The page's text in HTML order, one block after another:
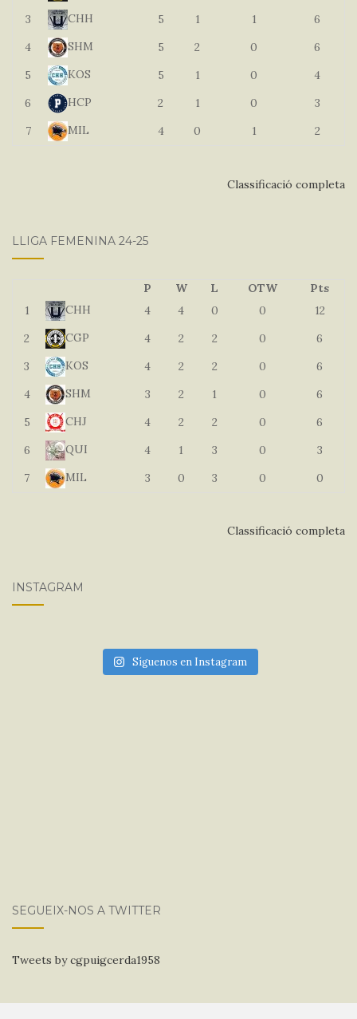
3
CHH 5 1 1
6
4
SHM 5 2 0
6
5
KOS 5 1 0
4
6
HCP 2 1 0
3
7
MIL 4 0 1 2
Classificació completa
LLIGA FEMENINA 24-25
P W L OTW
Pts
1
CHH 4 4 0 0
12
2
CGP 4 2 2 0
6
3
KOS 4 2 2 0
6
4
SHM 3 2 1 0
6
5
CHJ 4 2 2 0
6
6
QUI 4 1 3 0
3
7
MIL 3 0 3 0 0
Classificació completa
INSTAGRAM
Síguenos en Instagram
SEGUEIX-NOS A TWITTER
Tweets by cgpuigcerda1958